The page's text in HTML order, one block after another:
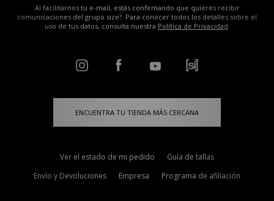
Al facilitarnos tu e-mail, estás confirmando que quieres recibir
comunicaciones del grupo size?. Para conocer todos los detalles sobre el
uso de tus datos, consulta nuestra Política de Privacidad.
ENCUENTRA TU TIENDA MÁS CERCANA
Ver el estado de mi pedido
Guía de tallas
Envío y Devoluciones
Empresa Programa de afiliación